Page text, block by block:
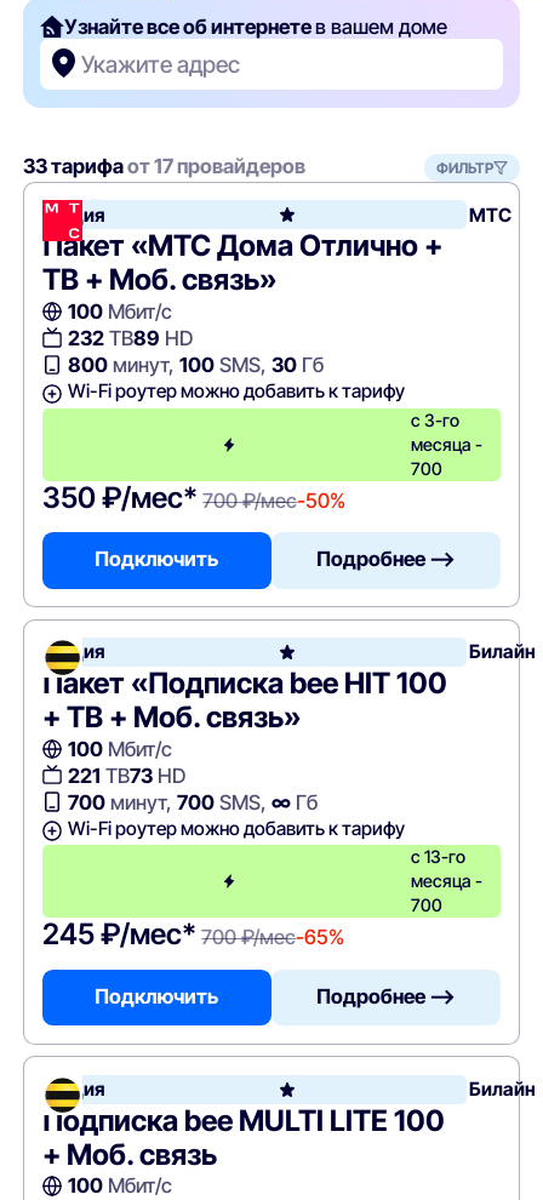
Узнайте все об интернетев вашем доме
Укажите адрес
33 тарифаот 17 провайдеров ФИЛЬТР
Акция МТС
Пакет «МТС Дома Отлично +
ТВ + Моб. связь»
100Мбит/с
232ТВ89 HD
800минут, 100SMS, 30Гб
Wi-Fi роутер можно добавить к тарифу
с 3-го
месяца -
700
350 ₽/мес* 700 ₽/мес-50%
Подключить Подробнее —>
Акция Билайн
Пакет «Подписка bee HIT 100
+ ТВ + Моб. связь»
100Мбит/с
221 ТВ73HD
700минут, 700SMS, ∞Гб
Wi-Fi роутер можно добавить к тарифу
с 13-го
месяца -
700
245 ₽/мес* 700 ₽/мес-65%
Подключить Подробнее —>
Акция Билайн
Подписка bee MULTI LITE 100
+ Моб. связь
100Мбит/с